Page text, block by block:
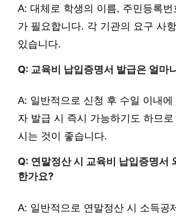
A: 대체로 학생의 이름, 주민등록번
가 필요합니다. 각 기관의 요구 사
있습니다.
Q: 교육비 납입증명서 발급은 얼마
A: 일반적으로 신청 후 수일 이내에
자 발급 시 즉시 가능하기도 하므
시는 것이 좋습니다.
Q: 연말정산 시 교육비 납입증명서
한가요?
A: 일반적으로 연말정산 시 소득공